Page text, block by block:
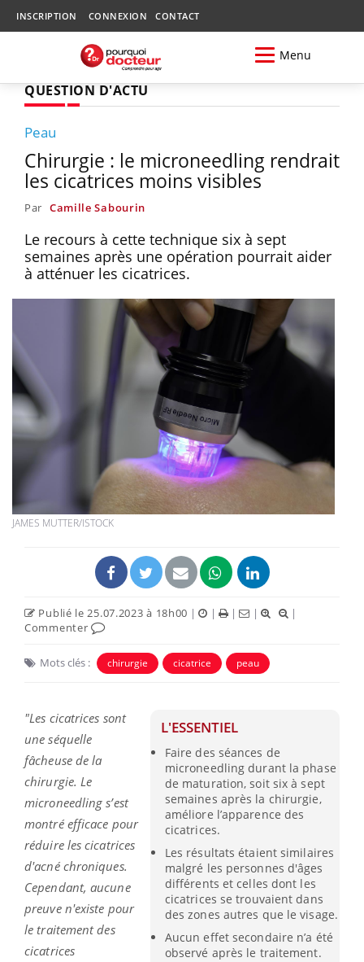
INSCRIPTION CONNEXION CONTACT
Menu
QUESTION D'ACTU
Peau
Chirurgie : le microneedling rendrait
les cicatrices moins visibles
Par Camille Sabourin
Le recours à cette technique six à sept
semaines après une opération pourrait aider
à atténuer les cicatrices.
JAMES MUTTER/ISTOCK
Publié le 25.07.2023 à 18h00 | | | |
|
Commenter
Mots clés : chirurgie cicatrice peau
L'ESSENTIEL
Faire des séances de
microneedling durant la phase
de maturation, soit six à sept
semaines après la chirurgie,
améliore l’apparence des
cicatrices.
Les résultats étaient similaires
malgré les personnes d'âges
différents et celles dont les
cicatrices se trouvaient dans
des zones autres que le visage.
Aucun effet secondaire n’a été
observé après le traitement.
"Les cicatrices sont
une séquelle
fâcheuse de la
chirurgie. Le
microneedling s’est
montré efficace pour
réduire les cicatrices
d'acné chroniques.
Cependant, aucune
preuve n'existe pour
le traitement des
cicatrices